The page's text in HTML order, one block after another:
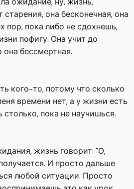
старения, она бесконечная, она
пор, пока либо не сдохнешь,
пофигу. Она учит до
она бессмертная.
кого-то, потому что сколько
времени нет, а у жизни есть
столько, пока не научишься.
жизнь говорит: "О,
И просто дальше
любой ситуации. Просто